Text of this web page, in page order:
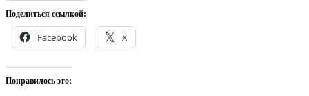
Поделиться ссылкой:
Facebook X
Понравилось это: